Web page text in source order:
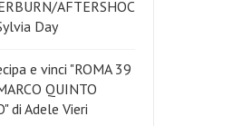
AFTERSHOC
Day
e vinci "ROMA 39
QUINTO
di Adele Vieri